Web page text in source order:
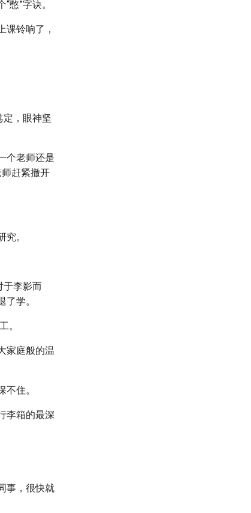
憋”字诀。
课铃响了，
定，眼神坚
个老师还是
赶紧撤开
。
于李影而
学。
。
家庭般的温
住。
李箱的最深
事，很快就